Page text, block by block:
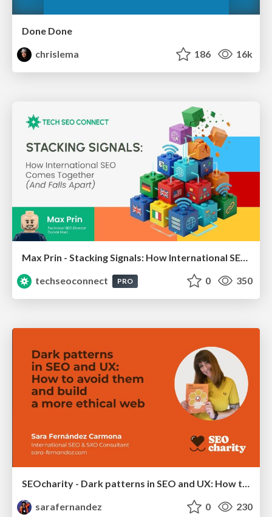
Done Done
chrislema
186 16k
Max Prin - Stacking Signals: How International SEO Comes Together (And Falls Apart)
techseoconnect
PRO 0 350
SEOcharity - Dark patterns in SEO and UX: How to avoid them and build a more ethical web
sarafernandez
0 230